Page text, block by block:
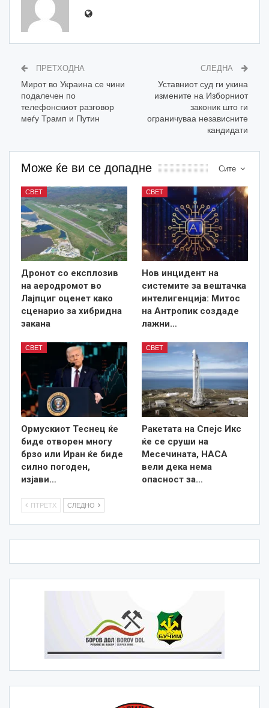
ПРЕТХОДНА
Мирот во Украина се чини
подалечен по
телефонскиот разговор
меѓу Трамп и Путин
СЛЕДНА
Уставниот суд ги укина
измените на Изборниот
законик што ги
ограничуваа независните
кандидати
Сите
Може ќе ви се допадне
СВЕТ
Дронот со експлозив
на аеродромот во
Лајпциг оценет како
сценарио за хибридна
закана
СВЕТ
Нов инцидент на
системите за вештачка
интелигенција: Митос
на Антропик создаде
лажни…
СВЕТ
Ормускиот Теснец ќе
биде отворен многу
брзо или Иран ќе биде
силно погоден,
изјави…
СВЕТ
Ракетата на Спејс Икс
ќе се сруши на
Месечината, НАСА
вели дека нема
опасност за…
ПТРЕТХ СЛЕДНО